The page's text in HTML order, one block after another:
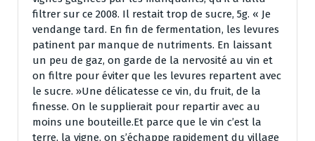
filtrer sur ce 2008. Il restait trop de sucre, 5g. « Je
vendange tard. En fin de fermentation, les levures
patinent par manque de nutriments. En laissant
un peu de gaz, on garde de la nervosité au vin et
on filtre pour éviter que les levures repartent avec
le sucre. »Une délicatesse ce vin, du fruit, de la
finesse. On le supplierait pour repartir avec au
moins une bouteille.Et parce que le vin c’est la
terre, la vigne, on s’échappe rapidement du village